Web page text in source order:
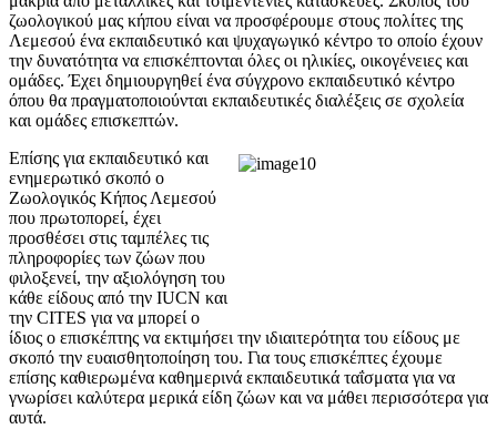
ζωολογικού μας κήπου είναι να προσφέρουμε στους πολίτες της
Λεμεσού ένα εκπαιδευτικό και ψυχαγωγικό κέντρο το οποίο έχουν
την δυνατότητα να επισκέπτονται όλες οι ηλικίες, οικογένειες και
ομάδες. Έχει δημιουργηθεί ένα σύγχρονο εκπαιδευτικό κέντρο
όπου θα πραγματοποιούνται εκπαιδευτικές διαλέξεις σε σχολεία
και ομάδες επισκεπτών.
Επίσης για εκπαιδευτικό και
ενημερωτικό σκοπό ο
Ζωολογικός Κήπος Λεμεσού
που πρωτοπορεί, έχει
προσθέσει στις ταμπέλες τις
πληροφορίες των ζώων που
φιλοξενεί, την αξιολόγηση του
κάθε είδους από την IUCN και
την CITES για να μπορεί ο
ίδιος ο επισκέπτης να εκτιμήσει την ιδιαιτερότητα του είδους με
σκοπό την ευαισθητοποίηση του. Για τους επισκέπτες έχουμε
επίσης καθιερωμένα καθημερινά εκπαιδευτικά ταΐσματα για να
γνωρίσει καλύτερα μερικά είδη ζώων και να μάθει περισσότερα για
αυτά.